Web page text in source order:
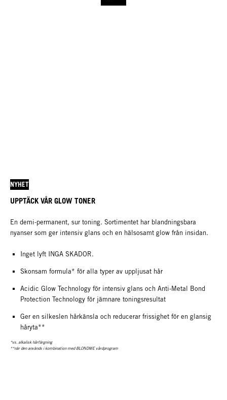
UPPTÄCK VÅR GLOW TONER
En demi-permanent, sur toning. Sortimentet har blandningsbara
nyanser som ger intensiv glans och en hälsosamt glow från insidan.
Inget lyft INGA SKADOR.
Skonsam formula* för alla typer av uppljusat hår
Acidic Glow Technology för intensiv glans och Anti-Metal Bond
Protection Technology för jämnare toningsresultat
Ger en silkeslen hårkänsla och reducerar frissighet för en glansig
håryta**
*vs. alkalisk hårfärgning
**när den används i kombination med BLONDME vårdprogram
NYHET